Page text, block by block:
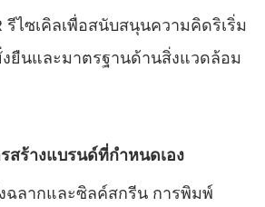
ไซเคิลเพื่อสนับสนุนความคิดริเริ่ม
นและมาตรฐานด้านสิ่งแวดล้อม
สร้างแบรนด์ที่กำหนดเอง
ฉลากและซิลค์สกรีน การพิมพ์